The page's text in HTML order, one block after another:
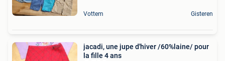
Vottem Gisteren
jacadi, une jupe d'hiver /60%laine/ pour
la fille 4 ans